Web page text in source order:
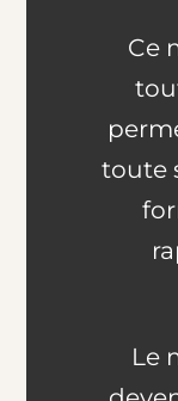
Ce
toute
Le